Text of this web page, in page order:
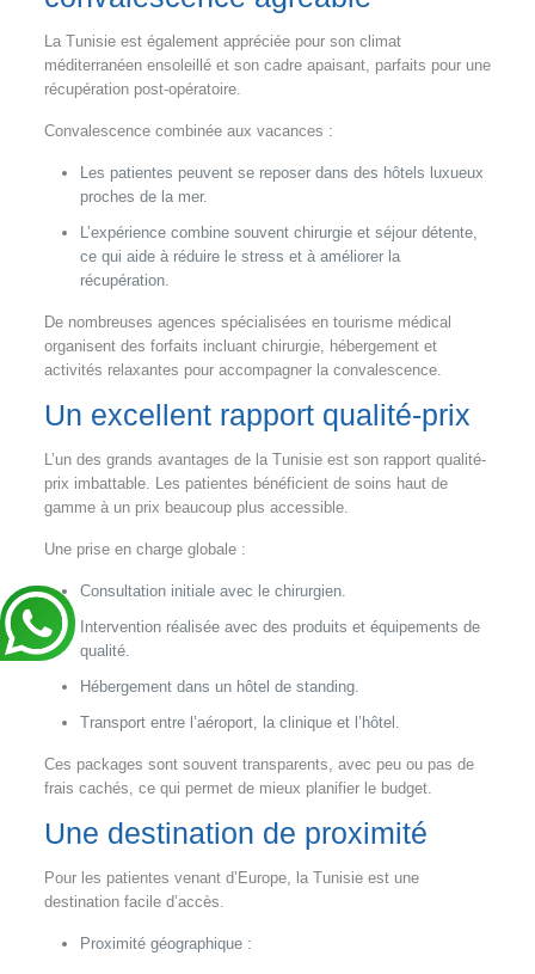
La Tunisie est également appréciée pour son climat
méditerranéen ensoleillé et son cadre apaisant, parfaits pour une
récupération post-opératoire.
Convalescence combinée aux vacances :
Les patientes peuvent se reposer dans des hôtels luxueux
proches de la mer.
L’expérience combine souvent chirurgie et séjour détente,
ce qui aide à réduire le stress et à améliorer la
récupération.
De nombreuses agences spécialisées en tourisme médical
organisent des forfaits incluant chirurgie, hébergement et
activités relaxantes pour accompagner la convalescence.
Un excellent rapport qualité-prix
L’un des grands avantages de la Tunisie est son rapport qualité-
prix imbattable. Les patientes bénéficient de soins haut de
gamme à un prix beaucoup plus accessible.
Une prise en charge globale :
Consultation initiale avec le chirurgien.
Intervention réalisée avec des produits et équipements de
qualité.
Hébergement dans un hôtel de standing.
Transport entre l’aéroport, la clinique et l’hôtel.
Ces packages sont souvent transparents, avec peu ou pas de
frais cachés, ce qui permet de mieux planifier le budget.
Une destination de proximité
Pour les patientes venant d’Europe, la Tunisie est une
destination facile d’accès.
Proximité géographique :